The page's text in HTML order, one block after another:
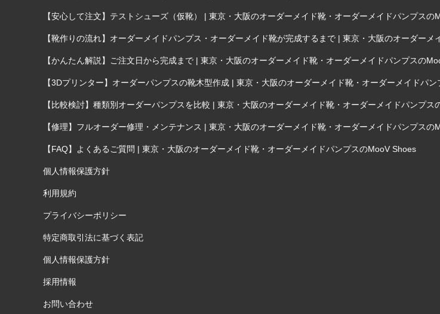
【安心して注文】テストシューズ（仮靴） | 東京・大阪のオーダーメイド靴・オーダーメイドパンプスの
【靴作りの流れ】オーダーメイドパンプス・オーダーメイド靴が完成するまで | 東京・大阪のオーダー
【かんたん解説】ご注文日から完成まで | 東京・大阪のオーダーメイド靴・オーダーメイドパンプスの
【3Dプリンター】オーダーパンプスの靴木型作成 | 東京・大阪のオーダーメイド靴・オーダーメイドパ
【比較検討】種類別オーダーパンプスを比較 | 東京・大阪のオーダーメイド靴・オーダーメイドパンプス
【修理】フルオーダー修理・メンテナンス | 東京・大阪のオーダーメイド靴・オーダーメイドパンプスの
【FAQ】よくあるご質問 | 東京・大阪のオーダーメイド靴・オーダーメイドパンプスのMooV Shoes
個人情報保護方針
利用規約
プライバシーポリシー
特定商取引法に基づく表記
個人情報保護方針
採用情報
お問い合わせ